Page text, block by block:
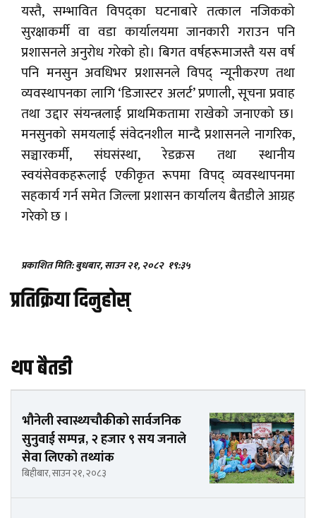
यस्तै, सम्भावित विपद्का घटनाबारे तत्काल नजिकको
सुरक्षाकर्मी वा वडा कार्यालयमा जानकारी गराउन पनि
प्रशासनले अनुरोध गरेको हो। बिगत वर्षहरूमाजस्तै यस वर्ष
पनि मनसुन अवधिभर प्रशासनले विपद् न्यूनीकरण तथा
व्यवस्थापनका लागि ‘डिजास्टर अलर्ट’ प्रणाली, सूचना प्रवाह
तथा उद्दार संयन्त्रलाई प्राथमिकतामा राखेको जनाएको छ।
मनसुनको समयलाई संवेदनशील मान्दै प्रशासनले नागरिक,
सञ्चारकर्मी, संघसंस्था, रेडक्रस तथा स्थानीय
स्वयंसेवकहरूलाई एकीकृत रूपमा विपद् व्यवस्थापनमा
सहकार्य गर्न समेत जिल्ला प्रशासन कार्यालय बैतडीले आग्रह
गरेको छ ।
प्रकाशित मिति: बुधबार, साउन २१, २०८२ १९:३५
प्रतिक्रिया दिनुहोस्
थप बैतडी
भौनेली स्वास्थ्यचौकीको सार्वजनिक
सुनुवाई सम्पन्न, २ हजार ९ सय जनाले
सेवा लिएको तथ्यांक
बिहीबार, साउन २१, २०८३